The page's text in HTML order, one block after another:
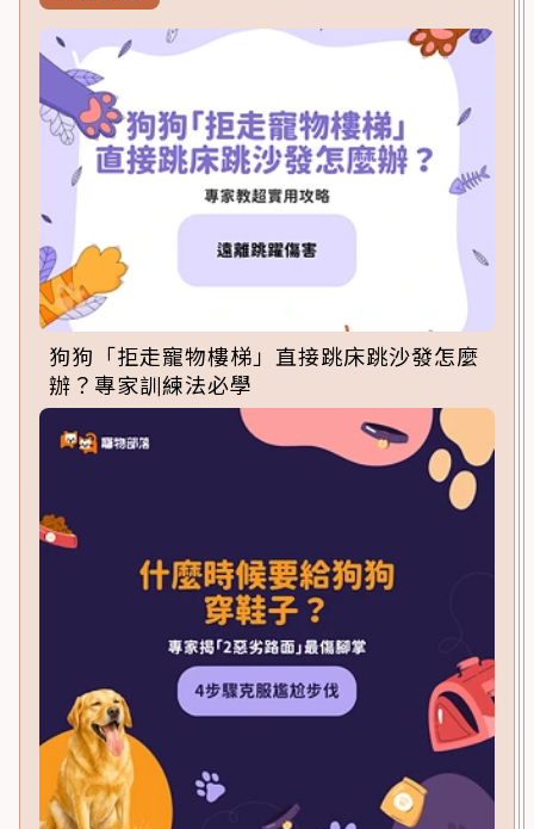
狗狗「拒走寵物樓梯」直接跳床跳沙發怎麼
辦？專家訓練法必學